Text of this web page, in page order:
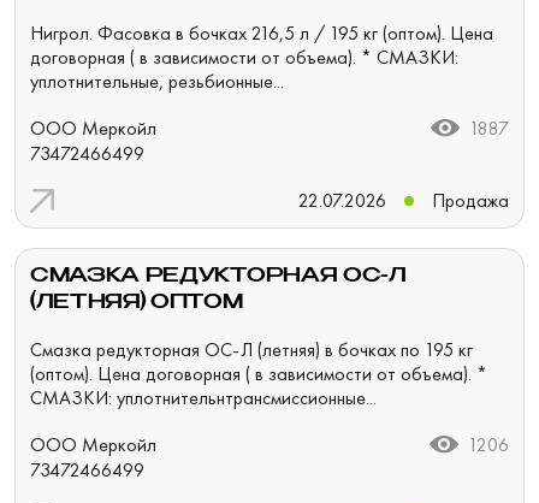
Нигрол. Фасовка в бочках 216,5 л / 195 кг (оптом). Цена
договорная ( в зависимости от объема). * СМАЗКИ:
уплотнительные, резьбионные...
ООО Меркойл
73472466499
1887
22.07.2026 Продажа
СМАЗКА РЕДУКТОРНАЯ ОС-Л
(ЛЕТНЯЯ) ОПТОМ
Смазка редукторная ОС-Л (летняя) в бочках по 195 кг
(оптом). Цена договорная ( в зависимости от объема). *
СМАЗКИ: уплотнительнтрансмиссионные...
ООО Меркойл
73472466499
1206